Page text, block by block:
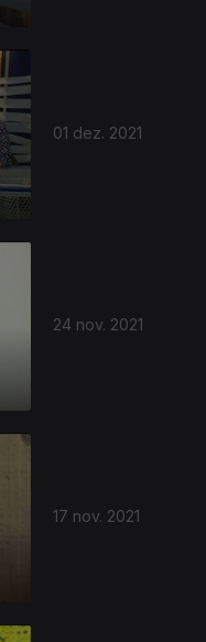
01 dez. 2021
24 nov. 2021
17 nov. 2021